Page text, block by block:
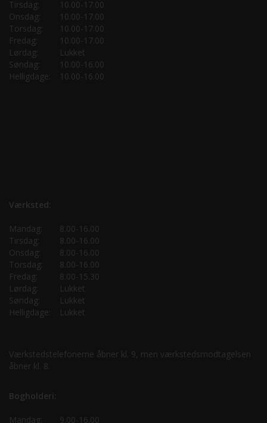
Tirsdag:
10.00-17.00
Onsdag:
10.00-17.00
Torsdag:
10.00-17.00
Fredag:
10.00-17.00
Lørdag:
Lukket
Søndag:
10.00-16.00
Helligdage:
10.00-16.00
Værksted:
Mandag:
8.00-16.00
Tirsdag:
8.00-16.00
Onsdag:
8.00-16.00
Torsdag:
8.00-16.00
Fredag:
8.00-15.30
Lørdag:
Lukket
Søndag:
Lukket
Helligdage:
Lukket
Værkstedstelefonerne åbner kl. 9, men værkstedsmodtagelsen
åbner kl. 8.
Bogholderi:
Mandag: 9.00-16.00